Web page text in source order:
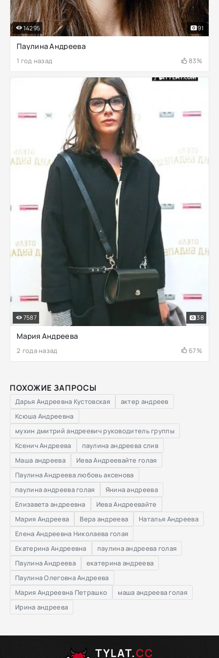
Паулина Андреева
1 год назад 83%
14295 91
Мария Андреева
2 года назад 67%
7587 38
ПОХОЖИЕ ЗАПРОСЫ
Дарья Андреевна Кустовская
актер андреев
Ксюша Андреевна
мухин дмитрий андреевич руководитель группы
Ксенич Андреева
паулина андреева слив
Маша андреева
Иева Андреевайте голая
Паулина Андреева любовь аксенова
паулина андреева голая
Янина андреева
Елизавета андреевна
Иева Андреевайте
Мария Андреева
Вера андреева
Наталья Андреева
Елена Андреевна Николаева голая
Екатерина Андреевна
паулина андреева голая
Паулина Андреева
екатерина андреева
Паулина Олеговна Андреева
Мария Андреевна Петрашко
маша андреева голая
Ирина андреева
TYLAT.CC